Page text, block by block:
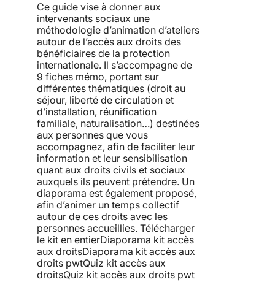
Ce guide vise à donner aux
intervenants sociaux une
méthodologie d’animation d’ateliers
autour de l’accès aux droits des
bénéficiaires de la protection
internationale. Il s’accompagne de
9 fiches mémo, portant sur
différentes thématiques (droit au
séjour, liberté de circulation et
d’installation, réunification
familiale, naturalisation…) destinées
aux personnes que vous
accompagnez, afin de faciliter leur
information et leur sensibilisation
quant aux droits civils et sociaux
auxquels ils peuvent prétendre. Un
diaporama est également proposé,
afin d’animer un temps collectif
autour de ces droits avec les
personnes accueillies. Télécharger
le kit en entierDiaporama kit accès
aux droitsDiaporama kit accès aux
droits pwtQuiz kit accès aux
droitsQuiz kit accès aux droits pwt